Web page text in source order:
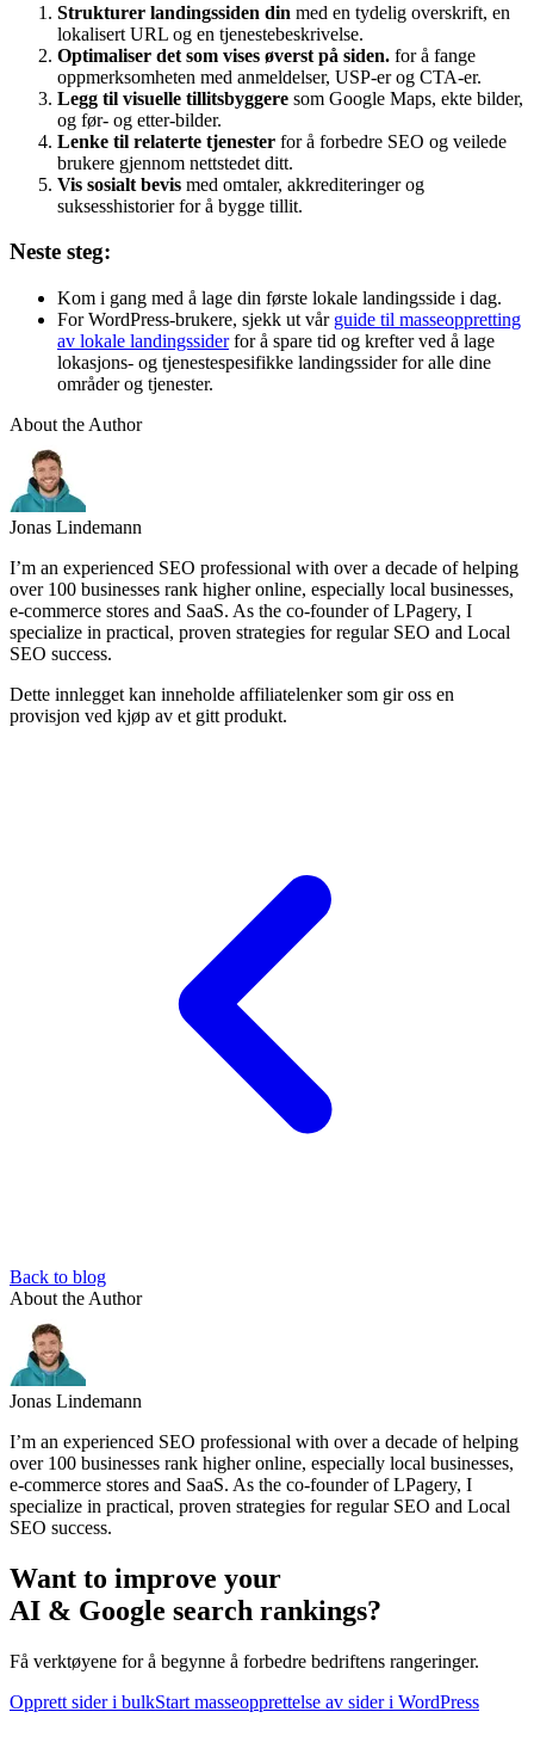
Strukturer landingssiden din med en tydelig overskrift, en
lokalisert URL og en tjenestebeskrivelse.
Optimaliser det som vises øverst på siden. for å fange
oppmerksomheten med anmeldelser, USP-er og CTA-er.
Legg til visuelle tillitsbyggere som Google Maps, ekte bilder,
og før- og etter-bilder.
Lenke til relaterte tjenester for å forbedre SEO og veilede
brukere gjennom nettstedet ditt.
Vis sosialt bevis med omtaler, akkrediteringer og
suksesshistorier for å bygge tillit.
Neste steg:
Kom i gang med å lage din første lokale landingsside i dag.
For WordPress-brukere, sjekk ut vår guide til masseoppretting
av lokale landingssiderfor å spare tid og krefter ved å lage
lokasjons- og tjenestespesifikke landingssider for alle dine
områder og tjenester.
About the Author
Jonas Lindemann
I’m an experienced SEO professional with over a decade of helping
over 100 businesses rank higher online, especially local businesses,
e-commerce stores and SaaS. As the co-founder of LPagery, I
specialize in practical, proven strategies for regular SEO and Local
SEO success.
Dette innlegget kan inneholde affiliatelenker som gir oss en
provisjon ved kjøp av et gitt produkt.
Back to blog
About the Author
Jonas Lindemann
I’m an experienced SEO professional with over a decade of helping
over 100 businesses rank higher online, especially local businesses,
e-commerce stores and SaaS. As the co-founder of LPagery, I
specialize in practical, proven strategies for regular SEO and Local
SEO success.
Want to improve your
AI & Google search rankings?
Få verktøyene for å begynne å forbedre bedriftens rangeringer.
Opprett sider i bulkStart masseopprettelse av sider i WordPress